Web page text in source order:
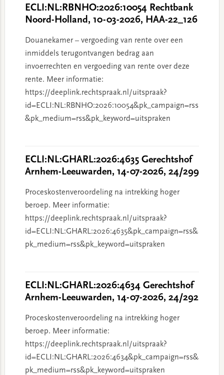
ECLI:NL:RBNHO:2026:10054 Rechtbank
Noord-Holland, 10-03-2026, HAA-22_126
Douanekamer – vergoeding van rente over een
inmiddels terugontvangen bedrag aan
invoerrechten en vergoeding van rente over deze
rente. Meer informatie:
https://deeplink.rechtspraak.nl/uitspraak?
id=ECLI:NL:RBNHO:2026:10054&pk_campaign=rss
&pk_medium=rss&pk_keyword=uitspraken
ECLI:NL:GHARL:2026:4635 Gerechtshof
Arnhem-Leeuwarden, 14-07-2026, 24/299
Proceskostenveroordeling na intrekking hoger
beroep. Meer informatie:
https://deeplink.rechtspraak.nl/uitspraak?
id=ECLI:NL:GHARL:2026:4635&pk_campaign=rss&
pk_medium=rss&pk_keyword=uitspraken
ECLI:NL:GHARL:2026:4634 Gerechtshof
Arnhem-Leeuwarden, 14-07-2026, 24/292
Proceskostenveroordeling na intrekking hoger
beroep. Meer informatie:
https://deeplink.rechtspraak.nl/uitspraak?
id=ECLI:NL:GHARL:2026:4634&pk_campaign=rss&
pk_medium=rss&pk_keyword=uitspraken